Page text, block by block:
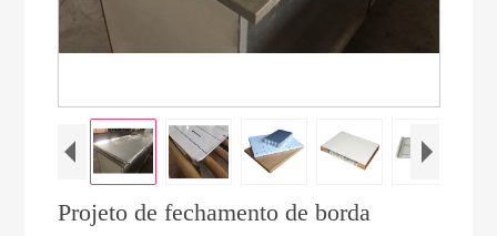
Projeto de fechamento de borda